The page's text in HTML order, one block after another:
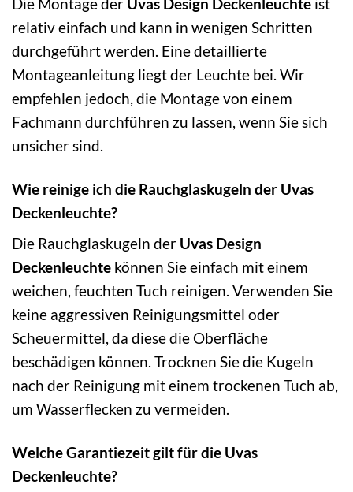
relativ einfach und kann in wenigen Schritten
durchgeführt werden. Eine detaillierte
Montageanleitung liegt der Leuchte bei. Wir
empfehlen jedoch, die Montage von einem
Fachmann durchführen zu lassen, wenn Sie sich
unsicher sind.
Wie reinige ich die Rauchglaskugeln der Uvas
Deckenleuchte?
Die Rauchglaskugeln der Uvas Design
Deckenleuchte können Sie einfach mit einem
weichen, feuchten Tuch reinigen. Verwenden Sie
keine aggressiven Reinigungsmittel oder
Scheuermittel, da diese die Oberfläche
beschädigen können. Trocknen Sie die Kugeln
nach der Reinigung mit einem trockenen Tuch ab,
um Wasserflecken zu vermeiden.
Welche Garantiezeit gilt für die Uvas
Deckenleuchte?